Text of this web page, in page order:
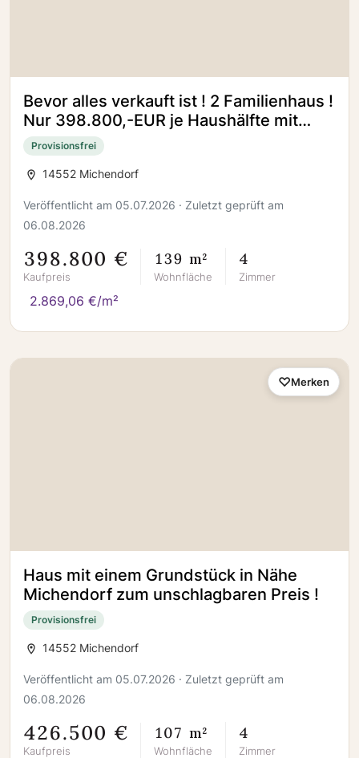
Bevor alles verkauft ist ! 2 Familienhaus !
Nur 398.800,-EUR je Haushälfte mit
Grundstück !
Provisionsfrei
14552 Michendorf
Veröffentlicht am 05.07.2026 · Zuletzt geprüft am
06.08.2026
398.800 €
Kaufpreis
139 m²
Wohnfläche
4
Zimmer
2.869,06 €/m²
Haus mit einem Grundstück in Nähe
Michendorf zum unschlagbaren Preis !
Provisionsfrei
14552 Michendorf
Veröffentlicht am 05.07.2026 · Zuletzt geprüft am
06.08.2026
426.500 €
Kaufpreis
107 m²
Wohnfläche
4
Zimmer
Merken